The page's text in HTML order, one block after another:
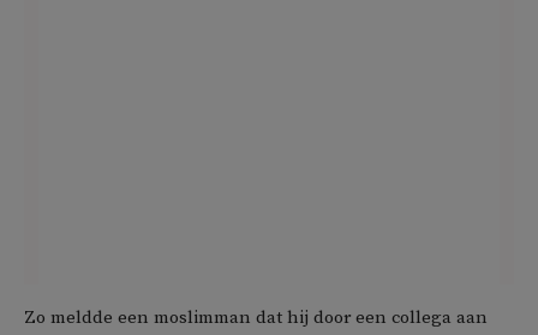
Zo meldde een moslimman dat hij door een collega aan